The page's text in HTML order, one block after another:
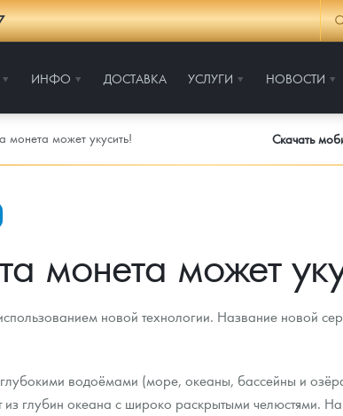
ИНФО ДОСТАВКА УСЛУГИ НОВОСТИ
монета может укусить! Скачать
монета может
новой технологии. Название новой
водоёмами (море, океаны, бассейны и
из глубин океана с широко раскрытыми челюстями.